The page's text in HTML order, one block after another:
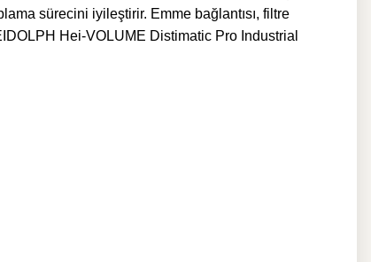
sürecini iyileştirir. Emme bağlantısı, filtre
Hei-VOLUME Distimatic Pro Industrial